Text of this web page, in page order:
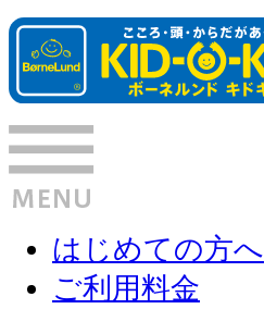
はじめての方へ
ご利用料金